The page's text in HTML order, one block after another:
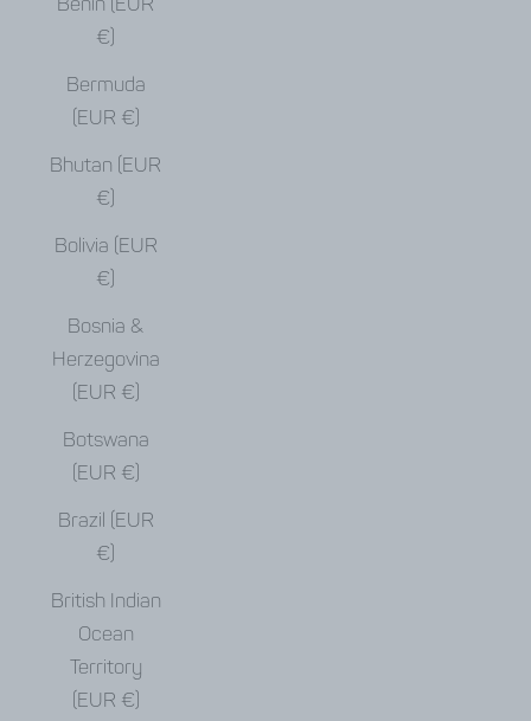
€)
Bermuda
(EUR €)
Bhutan (EUR
€)
Bolivia (EUR
€)
Bosnia &
Herzegovina
(EUR €)
Botswana
(EUR €)
Brazil (EUR
€)
British Indian
Ocean
Territory
(EUR €)